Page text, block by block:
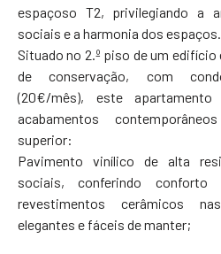
espaçoso T2, privilegiando a
sociais e a harmonia dos espaços.
Situado no 2.º piso de um
de conservação, com
(20€/mês), este apartamento
acabamentos
superior:
Pavimento vinílico de alta
sociais, conferindo conforto
revestimentos cerâmicos
elegantes e fáceis de manter;